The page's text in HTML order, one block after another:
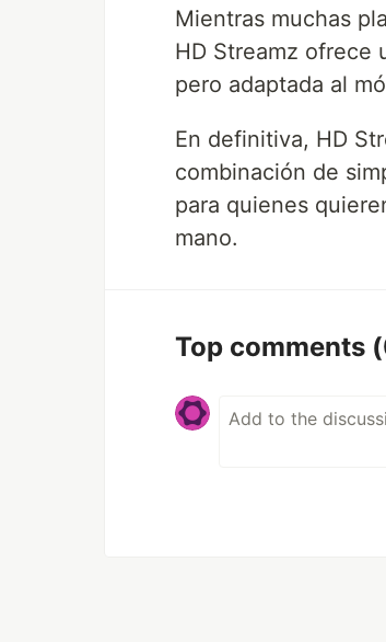
Mientras muchas
HD Streamz ofrece
pero adaptada al
En definitiva, HD
combinación de
para quienes
mano.
Top comments